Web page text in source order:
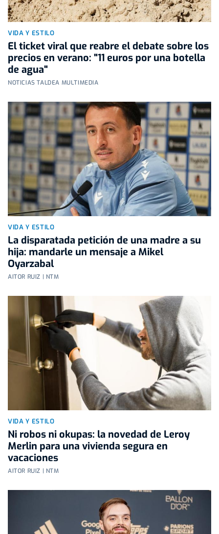
VIDA Y ESTILO
El ticket viral que reabre el debate sobre los
precios en verano: "11 euros por una botella
de agua"
NOTICIAS TALDEA MULTIMEDIA
VIDA Y ESTILO
La disparatada petición de una madre a su
hija: mandarle un mensaje a Mikel
Oyarzabal
AITOR RUIZ | NTM
VIDA Y ESTILO
Ni robos ni okupas: la novedad de Leroy
Merlin para una vivienda segura en
vacaciones
AITOR RUIZ | NTM